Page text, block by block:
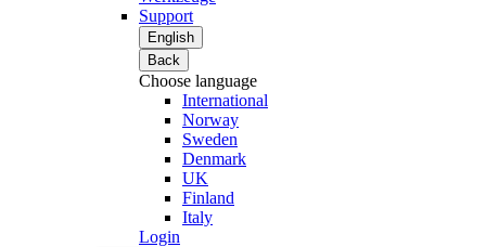
Support
English
Back
Choose language
International
Norway
Sweden
Denmark
UK
Finland
Italy
Login